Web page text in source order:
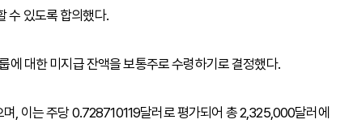
수 있도록 합의했다.
대한 미지급 잔액을 보통주로 수령하기로 결정했다.
, 이는 주당 0.728710119달러로 평가되어 총 2,325,000달러에